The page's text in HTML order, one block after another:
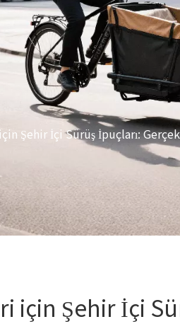
Şehir İçi Sürüş İpuçları: Gerçek
için Şehir İçi